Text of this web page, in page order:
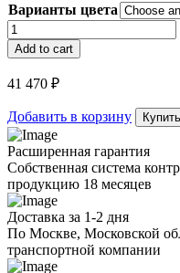
Варианты цвета
люстра
Nur
Gloss
D55
quantity
Add to cart
41 470 ₽
Добавить в корзину
Расширенная гарантия
Собственная система
продукцию 18 месяцев
Доставка за 1-2 дня
По Москве, Московской
транспортной компании